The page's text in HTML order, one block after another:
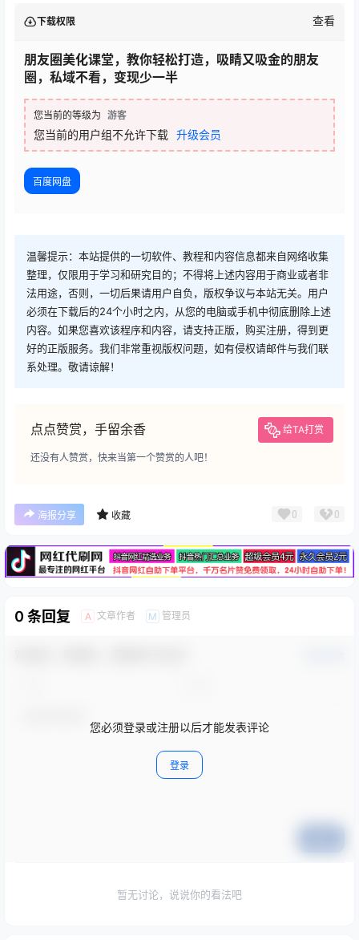
下载权限 查看
朋友圈美化课堂，教你轻松打造，吸睛又吸金的朋友
圈，私域不看，变现少一半
您当前的等级为 游客
您当前的用户组不允许下载 升级会员
百度网盘
温馨提示：本站提供的一切软件、教程和内容信息都来自网络收集
整理，仅限用于学习和研究目的；不得将上述内容用于商业或者非
法用途，否则，一切后果请用户自负，版权争议与本站无关。用户
必须在下载后的24个小时之内，从您的电脑或手机中彻底删除上述
内容。如果您喜欢该程序和内容，请支持正版，购买注册，得到更
好的正版服务。我们非常重视版权问题，如有侵权请邮件与我们联
系处理。敬请谅解！
点点赞赏，手留余香 给TA打赏
还没有人赞赏，快来当第一个赞赏的人吧！
海报分享 收藏 0 0
广告
0 条回复 A 文章作者 M 管理员
您必须登录或注册以后才能发表评论
登录
暂无讨论，说说你的看法吧